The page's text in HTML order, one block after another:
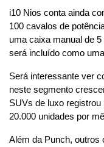
i10 Nios conta ainda
100 cavalos de
uma caixa manual de
será incluído como
Será interessante ver
neste segmento
SUVs de luxo
20.000 unidades por
Além da Punch, outros